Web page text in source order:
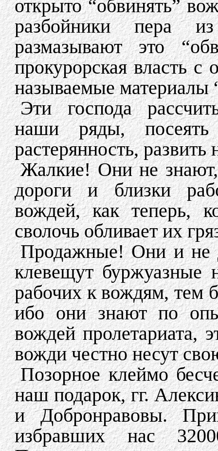
открыто “обвинять”
разбойники пера
размазывают это
прокурорская власть с
называемые материалы
Эти господа
наши ряды,
растерянность,
Жалкие! Они не
дороги и близки
вождей, как теперь,
сволочь обливает их
Продажные! Они и не
клевещут буржуазные
рабочих к вождям, тем
ибо они знают по
вождей пролетариата,
вожди честно несут
Позорное клеймо
наш подарок, гг.
и Добронравовы.
избравших нас